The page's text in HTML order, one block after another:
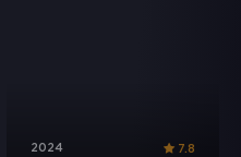
2024 7.8